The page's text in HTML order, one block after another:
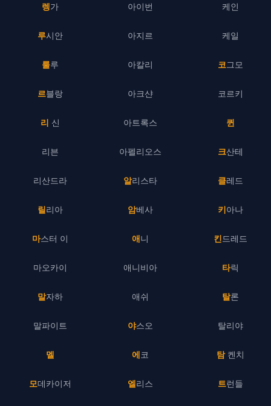
렝가
루시안
룰루
르블랑
리 신
리븐
리산드라
릴리아
마스터 이
마오카이
말자하
말파이트
멜
모데카이저
아이번
아지르
아칼리
아크샨
아트록스
아펠리오스
알리스타
암베사
애니
애니비아
애쉬
야스오
에코
엘리스
케인
케일
코그모
코르키
퀸
크산테
클레드
키아나
킨드레드
타릭
탈론
탈리야
탐 켄치
트런들